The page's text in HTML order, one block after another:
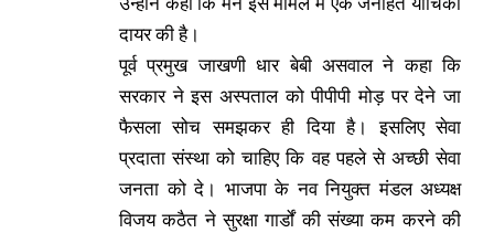
दायर की है।
पूर्व प्रमुख जाखणी धार बेबी असवाल ने कहा कि
सरकार ने इस अस्पताल को पीपीपी मोड़ पर देने जा
फैसला सोच समझकर ही दिया है। इसलिए सेवा
प्रदाता संस्था को चाहिए कि वह पहले से अच्छी सेवा
जनता को दे। भाजपा के नव नियुक्त मंडल अध्यक्ष
विजय कठैत ने सुरक्षा गार्डों की संख्या कम करने की